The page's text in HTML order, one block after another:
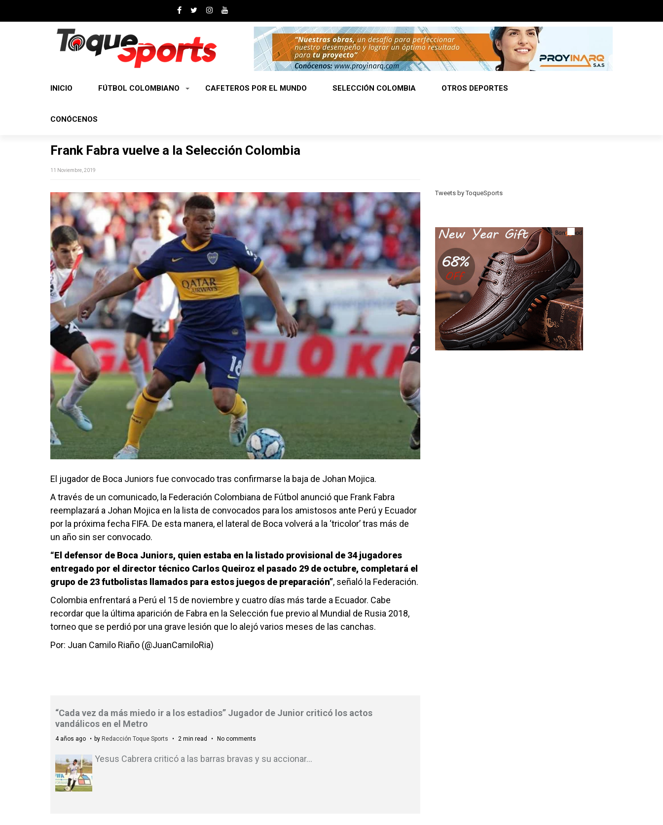
INICIO FÚTBOL COLOMBIANO CAFETEROS POR EL MUNDO SELECCIÓN COLOMBIA OTROS DEPORTES
CONÓCENOS
Frank Fabra vuelve a la Selección Colombia
11 Noviembre, 2019
El jugador de Boca Juniors fue convocado tras confirmarse la baja de Johan Mojica.
A través de un comunicado, la Federación Colombiana de Fútbol anunció que Frank Fabra
reemplazará a Johan Mojica en la lista de convocados para los amistosos ante Perú y Ecuador
por la próxima fecha FIFA. De esta manera, el lateral de Boca volverá a la ‘tricolor’ tras más de
un año sin ser convocado.
“El defensor de Boca Juniors, quien estaba en la listado provisional de 34 jugadores
entregado por el director técnico Carlos Queiroz el pasado 29 de octubre, completará el
grupo de 23 futbolistas llamados para estos juegos de preparación”, señaló la Federación.
Colombia enfrentará a Perú el 15 de noviembre y cuatro días más tarde a Ecuador. Cabe
recordar que la última aparición de Fabra en la Selección fue previo al Mundial de Rusia 2018,
torneo que se perdió por una grave lesión que lo alejó varios meses de las canchas.
Por: Juan Camilo Riaño (@JuanCamiloRia)
“Cada vez da más miedo ir a los estadios” Jugador de Junior criticó los actos
vandálicos en el Metro
4 años ago by Redacción Toque Sports 2 min read No comments
Yesus Cabrera criticó a las barras bravas y su accionar…
Tweets by ToqueSports